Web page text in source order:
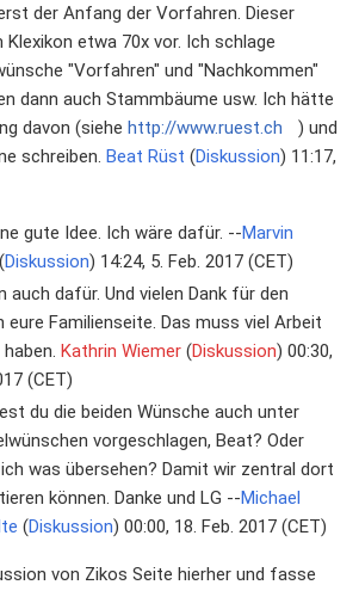
der Anfang der Vorfahren. Dieser
etwa 70x vor. Ich schlage
"Vorfahren" und "Nachkommen"
dann auch Stammbäume usw. Ich hätte
davon (siehe http://www.ruest.ch
) und
schreiben. Beat Rüst (Diskussion) 11:17,
gute Idee. Ich wäre dafür. --Marvin
(Diskussion) 14:24, 5. Feb. 2017 (CET)
auch dafür. Und vielen Dank für den
eure Familienseite. Das muss viel Arbeit
Kathrin Wiemer (Diskussion) 00:30,
(CET)
du die beiden Wünsche auch unter
vorgeschlagen, Beat? Oder
ich was übersehen? Damit wir zentral dort
können. Danke und LG --Michael
(Diskussion) 00:00, 18. Feb. 2017 (CET)
von Zikos Seite hierher und fasse